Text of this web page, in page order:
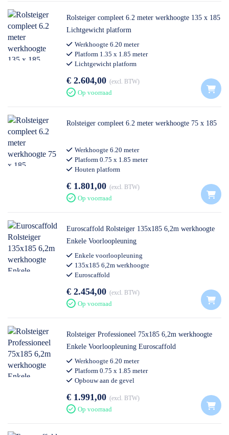
Rolsteiger compleet 6.2 meter werkhoogte 135 x 185
Lichtgewicht platform
Werkhoogte 6.20 meter
Platform 1.35 x 1.85 meter
Lichtgewicht platform
€ 2.604,00 excl. BTW
Op voorraad
Rolsteiger compleet 6.2 meter werkhoogte 75 x 185
Werkhoogte 6.20 meter
Platform 0.75 x 1.85 meter
Houten platform
€ 1.801,00 excl. BTW
Op voorraad
Euroscaffold Rolsteiger 135x185 6,2m werkhoogte
Enkele Voorloopleuning
Enkele voorloopleuning
135x185 6,2m werkhoogte
Euroscaffold
€ 2.454,00 excl. BTW
Op voorraad
Rolsteiger Professioneel 75x185 6,2m werkhoogte
Enkele Voorloopleuning Euroscaffold
Werkhoogte 6.20 meter
Platform 0.75 x 1.85 meter
Opbouw aan de gevel
€ 1.991,00 excl. BTW
Op voorraad